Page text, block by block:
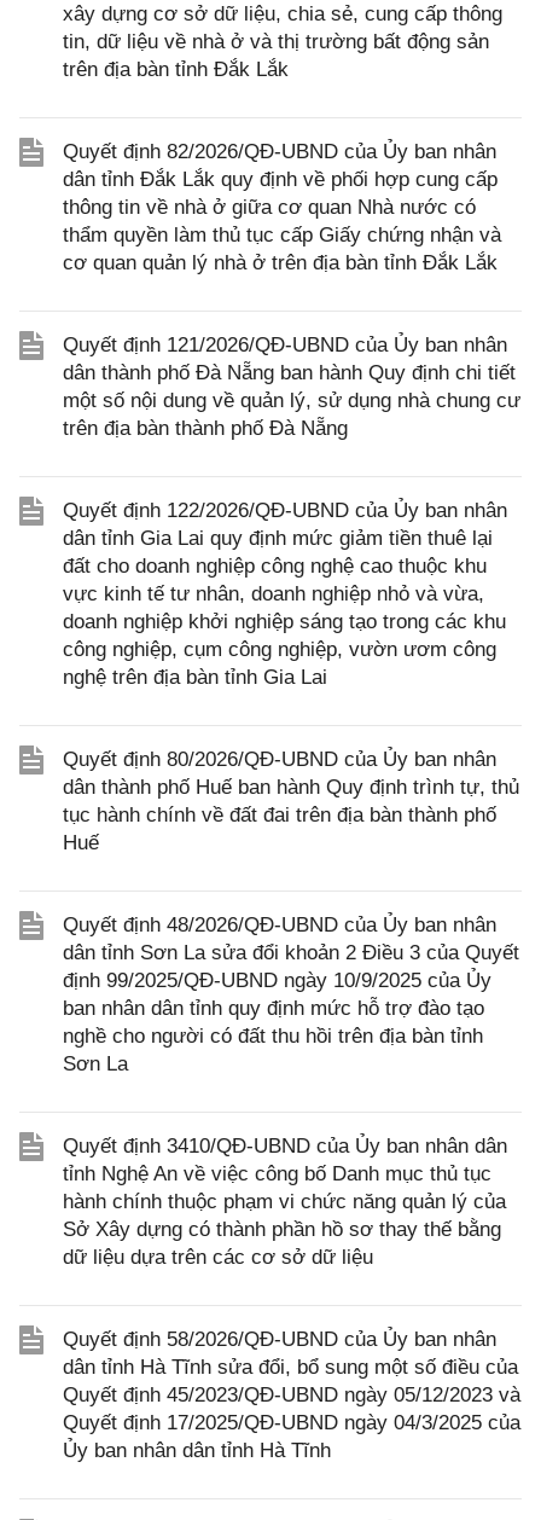
xây dựng cơ sở dữ liệu, chia sẻ, cung cấp thông
tin, dữ liệu về nhà ở và thị trường bất động sản
trên địa bàn tỉnh Đắk Lắk
Quyết định 82/2026/QĐ-UBND của Ủy ban nhân
dân tỉnh Đắk Lắk quy định về phối hợp cung cấp
thông tin về nhà ở giữa cơ quan Nhà nước có
thẩm quyền làm thủ tục cấp Giấy chứng nhận và
cơ quan quản lý nhà ở trên địa bàn tỉnh Đắk Lắk
Quyết định 121/2026/QĐ-UBND của Ủy ban nhân
dân thành phố Đà Nẵng ban hành Quy định chi tiết
một số nội dung về quản lý, sử dụng nhà chung cư
trên địa bàn thành phố Đà Nẵng
Quyết định 122/2026/QĐ-UBND của Ủy ban nhân
dân tỉnh Gia Lai quy định mức giảm tiền thuê lại
đất cho doanh nghiệp công nghệ cao thuộc khu
vực kinh tế tư nhân, doanh nghiệp nhỏ và vừa,
doanh nghiệp khởi nghiệp sáng tạo trong các khu
công nghiệp, cụm công nghiệp, vườn ươm công
nghệ trên địa bàn tỉnh Gia Lai
Quyết định 80/2026/QĐ-UBND của Ủy ban nhân
dân thành phố Huế ban hành Quy định trình tự, thủ
tục hành chính về đất đai trên địa bàn thành phố
Huế
Quyết định 48/2026/QĐ-UBND của Ủy ban nhân
dân tỉnh Sơn La sửa đổi khoản 2 Điều 3 của Quyết
định 99/2025/QĐ-UBND ngày 10/9/2025 của Ủy
ban nhân dân tỉnh quy định mức hỗ trợ đào tạo
nghề cho người có đất thu hồi trên địa bàn tỉnh
Sơn La
Quyết định 3410/QĐ-UBND của Ủy ban nhân dân
tỉnh Nghệ An về việc công bố Danh mục thủ tục
hành chính thuộc phạm vi chức năng quản lý của
Sở Xây dựng có thành phần hồ sơ thay thế bằng
dữ liệu dựa trên các cơ sở dữ liệu
Quyết định 58/2026/QĐ-UBND của Ủy ban nhân
dân tỉnh Hà Tĩnh sửa đổi, bổ sung một số điều của
Quyết định 45/2023/QĐ-UBND ngày 05/12/2023 và
Quyết định 17/2025/QĐ-UBND ngày 04/3/2025 của
Ủy ban nhân dân tỉnh Hà Tĩnh